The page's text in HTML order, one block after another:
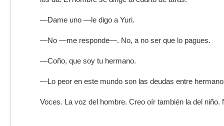
—Dame uno —le digo a Yuri.
—No —me responde—. No, a no ser que lo pagues.
—Coño, que soy tu hermano.
—Lo peor en este mundo son las deudas entre
Voces. La voz del hombre. Creo oír también la del niño.